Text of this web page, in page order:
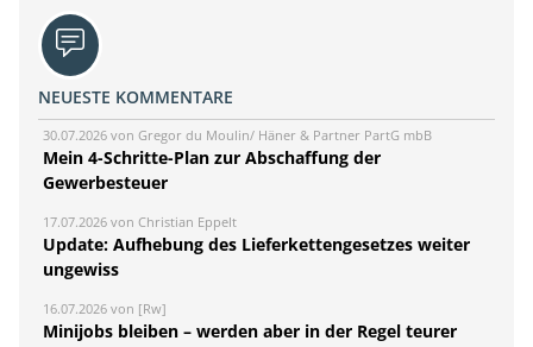
NEUESTE KOMMENTARE
30.07.2026 von Gregor du Moulin/ Häner & Partner PartG mbB
Mein 4-Schritte-Plan zur Abschaffung der
Gewerbesteuer
17.07.2026 von Christian Eppelt
Update: Aufhebung des Lieferkettengesetzes weiter
ungewiss
16.07.2026 von [Rw]
Minijobs bleiben – werden aber in der Regel teurer